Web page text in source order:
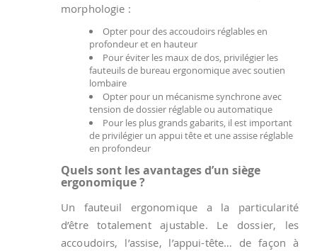
morphologie :
Opter pour des accoudoirs réglables en
profondeur et en hauteur
Pour éviter les maux de dos, privilégier les
fauteuils de bureau ergonomique avec soutien
lombaire
Opter pour un mécanisme synchrone avec
tension de dossier réglable ou automatique
Pour les plus grands gabarits, il est important
de privilégier un appui tête et une assise réglable
en profondeur
Quels sont les avantages d’un siège
ergonomique ?
Un fauteuil ergonomique a la particularité
d’être totalement ajustable. Le dossier, les
accoudoirs, l’assise, l’appui-tête… de façon à